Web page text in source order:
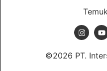
©2026 PT.